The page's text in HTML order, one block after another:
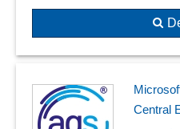
Central